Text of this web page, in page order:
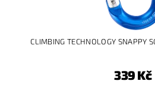
CLIMBING TECHNOLOGY SNAPPY
339 Kč